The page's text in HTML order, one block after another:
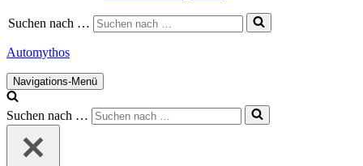
Suchen nach …
Automythos
Navigations-Menü
Suchen nach …